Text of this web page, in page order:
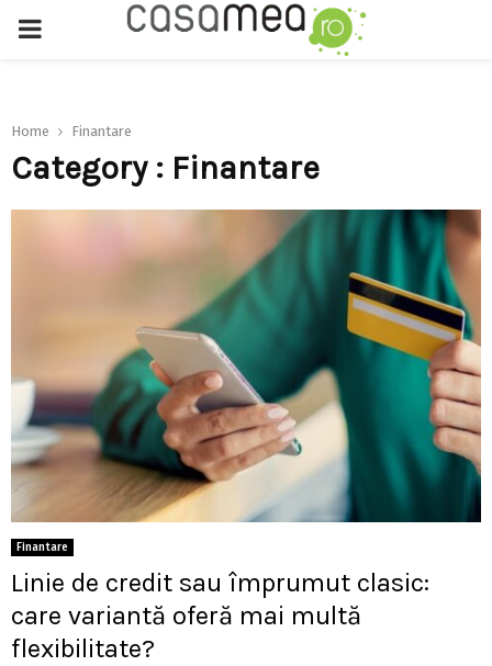
PRIMARY
Home Finantare
Category : Finantare
Finantare
Linie de credit sau împrumut clasic:
care variantă oferă mai multă
flexibilitate?